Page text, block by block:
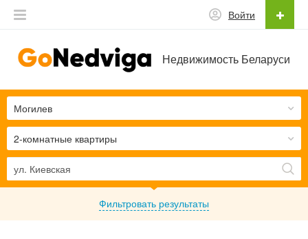
Недвижимость Беларуси
Войти
2-комнатные квартиры
Могилев
Фильтровать результаты